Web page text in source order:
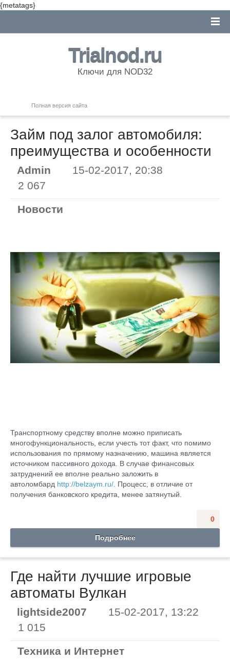
{metatags}
Trialnod.ru
Ключи для NOD32
Полная версия сайта
Займ под залог автомобиля:
преимущества и особенности
Admin
15-02-2017, 20:38
2 067
Новости
Транспортному средству вполне можно приписать
многофункциональность, если учесть тот факт, что помимо
использования по прямому назначению, машина является
источником пассивного дохода. В случае финансовых
затруднений ее вполне реально заложить в
автоломбард http://belzaym.ru/. Процесс, в отличие от
получения банковского кредита, менее затянутый.
0
Подробнее
Где найти лучшие игровые
автоматы Вулкан
lightside2007
15-02-2017, 13:22
1 015
Техника и Интернет